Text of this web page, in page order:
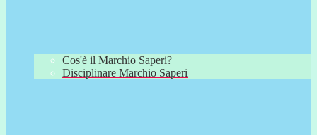
Cos'è il Marchio Saperi?
Disciplinare Marchio Saperi